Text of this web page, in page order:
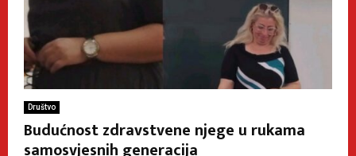
Društvo
Budućnost zdravstvene njege u rukama
samosvjesnih generacija